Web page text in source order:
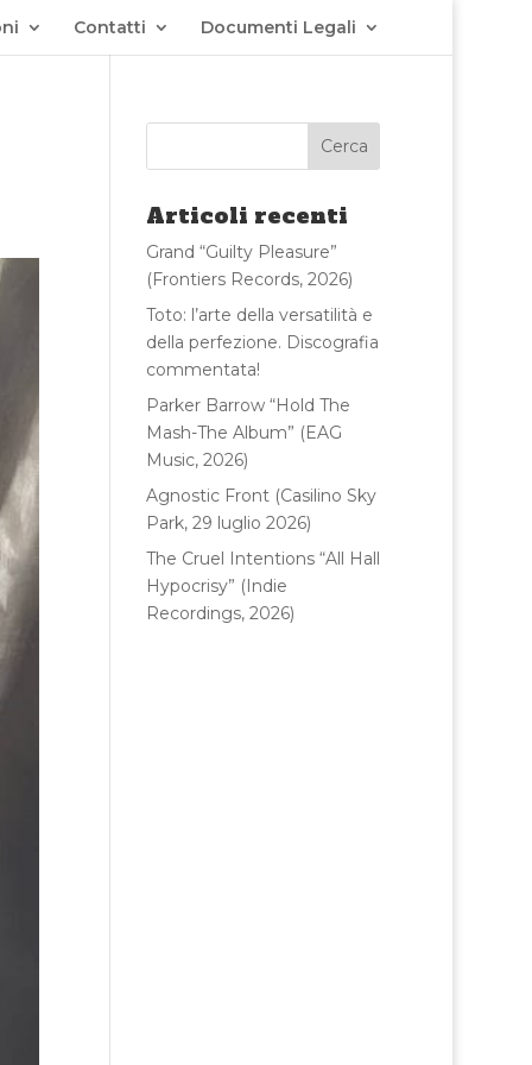
Contatti Documenti Legali
Articoli recenti
Grand “Guilty Pleasure”
(Frontiers Records, 2026)
Toto: l’arte della versatilità e
della perfezione. Discografia
commentata!
Parker Barrow “Hold The
Mash-The Album” (EAG
Music, 2026)
Agnostic Front (Casilino Sky
Park, 29 luglio 2026)
The Cruel Intentions “All Hall
Hypocrisy” (Indie
Recordings, 2026)